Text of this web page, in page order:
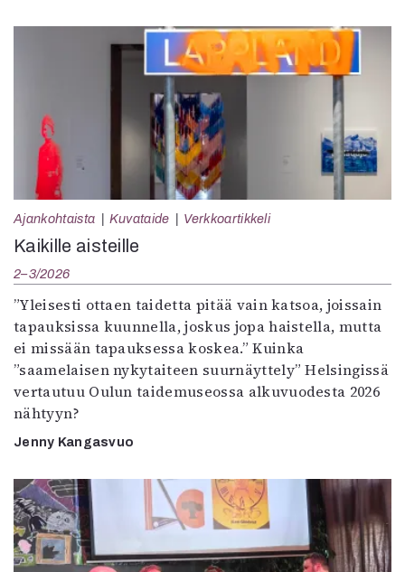
Ajankohtaista Kuvataide Verkkoartikkeli
Kaikille aisteille
2–3/2026
”Yleisesti ottaen taidetta pitää vain katsoa, joissain
tapauksissa kuunnella, joskus jopa haistella, mutta
ei missään tapauksessa koskea.” Kuinka
”saamelaisen nykytaiteen suurnäyttely” Helsingissä
vertautuu Oulun taidemuseossa alkuvuodesta 2026
nähtyyn?
Jenny Kangasvuo